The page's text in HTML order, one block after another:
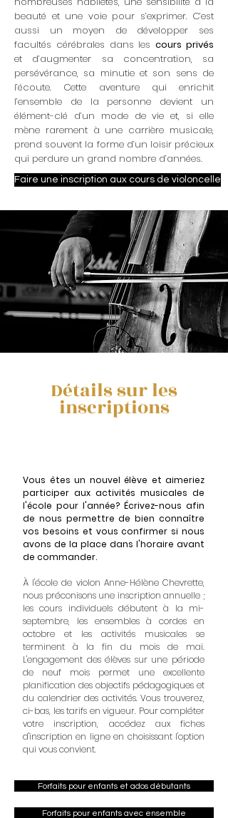
beauté et une voie pour s’exprimer. C’est
aussi un moyen de développer ses
facultés cérébrales dans lescours privés
et d’augmenter sa concentration, sa
persévérance, sa minutie et son sens de
l’écoute. Cette aventure qui enrichit
l’ensemble de la personne devient un
élément-clé d’un mode de vie et, si elle
mène rarement à une carrière musicale,
prend souvent la forme d’un loisir précieux
qui perdure un grand nombre d’années.
Faire une inscription aux cours de violoncelle
Détails sur les
inscriptions
Vous êtes un nouvel élève et aimeriez
participer aux activités musicales de
l'école pour l'année? Écrivez-nous afin
de nous permettre de bien connaître
vos besoins et vous confirmer si nous
avons de la place dans l'horaire avant
de commander.
À l'école de violon Anne-Hélène Chevrette,
nous préconisons une inscription annuelle ;
les cours individuels débutent à la mi-
septembre, les ensembles à cordes en
octobre et les activités musicales se
terminent à la fin du mois de mai.
L'engagement des élèves sur une période
de neuf mois permet une excellente
planification des objectifs pédagogiques et
du calendrier des activités. Vous trouverez,
ci-bas, les tarifs en vigueur. Pour compléter
votre inscription, accédez aux fiches
d'inscription en ligne en choisissant l'option
qui vous convient.
Forfaits pour enfants et ados débutants
Forfaits pour enfants avec ensemble